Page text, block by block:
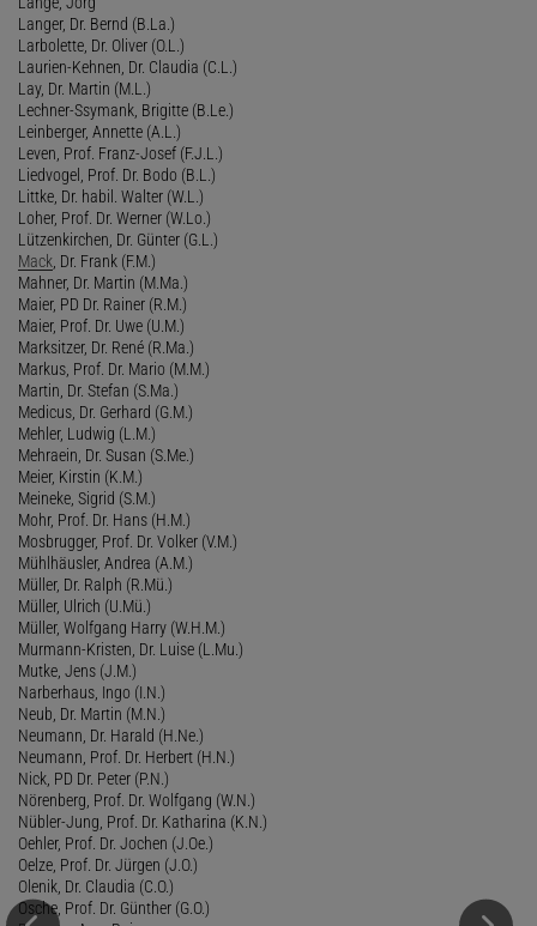
Langer, Dr. Bernd (B.La.)
Larbolette, Dr. Oliver (O.L.)
Laurien-Kehnen, Dr. Claudia (C.L.)
Lay, Dr. Martin (M.L.)
Lechner-Ssymank, Brigitte (B.Le.)
Leinberger, Annette (A.L.)
Leven, Prof. Franz-Josef (F.J.L.)
Liedvogel, Prof. Dr. Bodo (B.L.)
Littke, Dr. habil. Walter (W.L.)
Loher, Prof. Dr. Werner (W.Lo.)
Lützenkirchen, Dr. Günter (G.L.)
Mack , Dr. Frank (F.M.)
Mahner, Dr. Martin (M.Ma.)
Maier, PD Dr. Rainer (R.M.)
Maier, Prof. Dr. Uwe (U.M.)
Marksitzer, Dr. René (R.Ma.)
Markus, Prof. Dr. Mario (M.M.)
Martin, Dr. Stefan (S.Ma.)
Medicus, Dr. Gerhard (G.M.)
Mehler, Ludwig (L.M.)
Mehraein, Dr. Susan (S.Me.)
Meier, Kirstin (K.M.)
Meineke, Sigrid (S.M.)
Mohr, Prof. Dr. Hans (H.M.)
Mosbrugger, Prof. Dr. Volker (V.M.)
Mühlhäusler, Andrea (A.M.)
Müller, Dr. Ralph (R.Mü.)
Müller, Ulrich (U.Mü.)
Müller, Wolfgang Harry (W.H.M.)
Murmann-Kristen, Dr. Luise (L.Mu.)
Mutke, Jens (J.M.)
Narberhaus, Ingo (I.N.)
Neub, Dr. Martin (M.N.)
Neumann, Dr. Harald (H.Ne.)
Neumann, Prof. Dr. Herbert (H.N.)
Nick, PD Dr. Peter (P.N.)
Nörenberg, Prof. Dr. Wolfgang (W.N.)
Nübler-Jung, Prof. Dr. Katharina (K.N.)
Oehler, Prof. Dr. Jochen (J.Oe.)
Oelze, Prof. Dr. Jürgen (J.O.)
Olenik, Dr. Claudia (C.O.)
Osche, Prof. Dr. Günther (G.O.)